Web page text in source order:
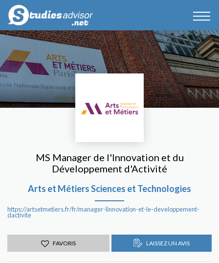
MS Manager de l'Innovation et du
Développement d'Activité
Arts et Métiers Sciences et Technologies
https://artsetmetiers.fr/fr/manager-linnovation-et-le-developpement-
dactivite
FAVORIS LAISSEZ UN AVIS